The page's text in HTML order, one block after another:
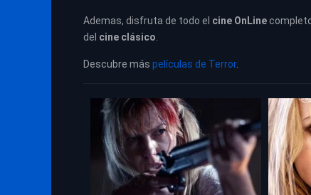
Ademas, disfruta de todo el cine OnLine
del cine clásico
Descubre más películas de Terror.